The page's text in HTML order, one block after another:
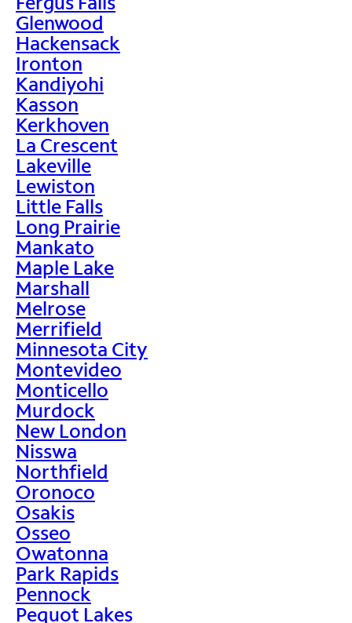
Glenwood
Hackensack
Ironton
Kandiyohi
Kasson
Kerkhoven
La Crescent
Lakeville
Lewiston
Little Falls
Long Prairie
Mankato
Maple Lake
Marshall
Melrose
Merrifield
Minnesota City
Montevideo
Monticello
Murdock
New London
Nisswa
Northfield
Oronoco
Osakis
Osseo
Owatonna
Park Rapids
Pennock
Pequot Lakes